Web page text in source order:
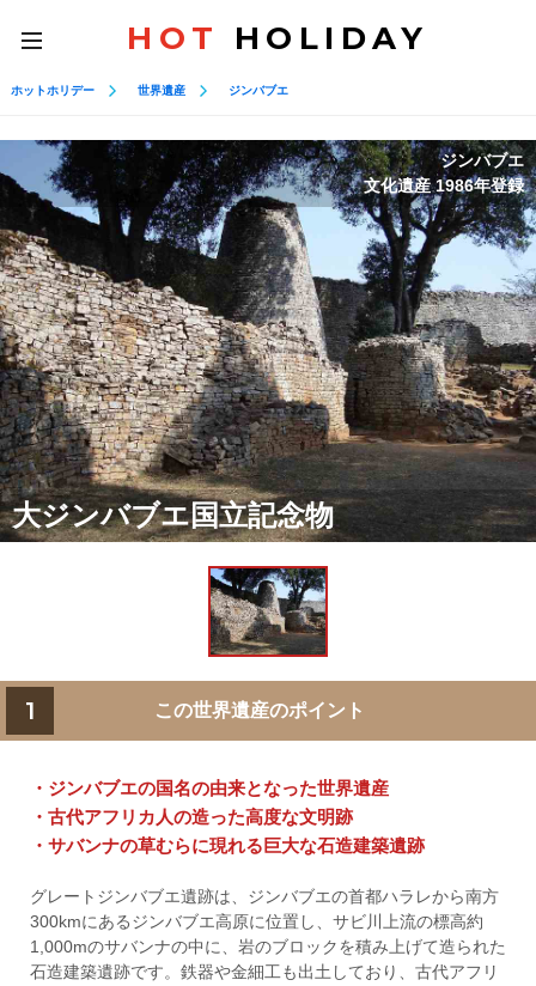
toggle
navigation
HOT HOLIDAY
ホットホリデー 世界遺産 ジンバブエ
大ジンバブエ国立記念物
ジンバブエ
文化遺産 1986年登録
1 この世界遺産のポイント
・ジンバブエの国名の由来となった世界遺産
・古代アフリカ人の造った高度な文明跡
・サバンナの草むらに現れる巨大な石造建築遺跡
グレートジンバブエ遺跡は、ジンバブエの首都ハラレから南方
300kmにあるジンバブエ高原に位置し、サビ川上流の標高約
1,000mのサバンナの中に、岩のブロックを積み上げて造られた
石造建築遺跡です。鉄器や金細工も出土しており、古代アフリ